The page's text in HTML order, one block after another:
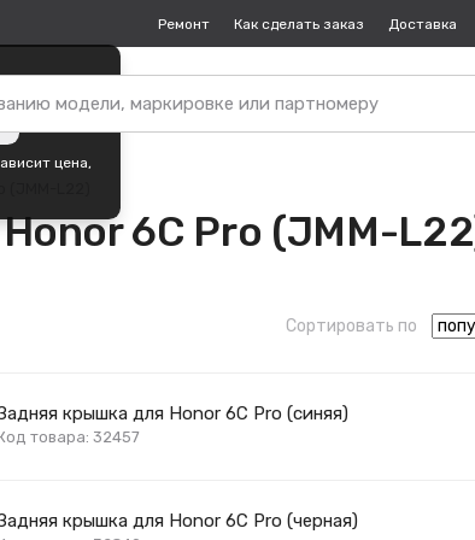
цена,
Ремонт Как сделать заказ Доставка
(JMM-L22)
6C Pro (JMM-
Сортировать по
крышка для Honor 6C Pro (синяя)
товара: 32457
крышка для Honor 6C Pro (черная)